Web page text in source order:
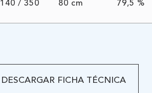
140 / 350 80 cm 79,5 %
DESCARGAR FICHA TÉCNICA